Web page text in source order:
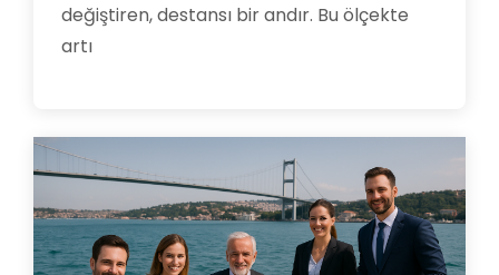
değiştiren, destansı bir andır. Bu ölçekte
artı